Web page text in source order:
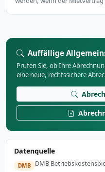
Auffällige
Prüfen Sie, ob Ihre
eine neue, rechtssichere
Datenquelle
DMB DMB